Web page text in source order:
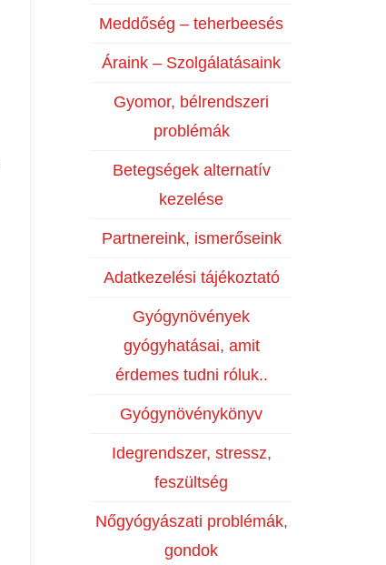
Meddőség – teherbeesés
Áraink – Szolgálatásaink
Gyomor, bélrendszeri
problémák
Betegségek alternatív
kezelése
Partnereink, ismerőseink
Adatkezelési tájékoztató
Gyógynövények
gyógyhatásai, amit
érdemes tudni róluk..
Gyógynövénykönyv
Idegrendszer, stressz,
feszültség
Nőgyógyászati problémák,
gondok